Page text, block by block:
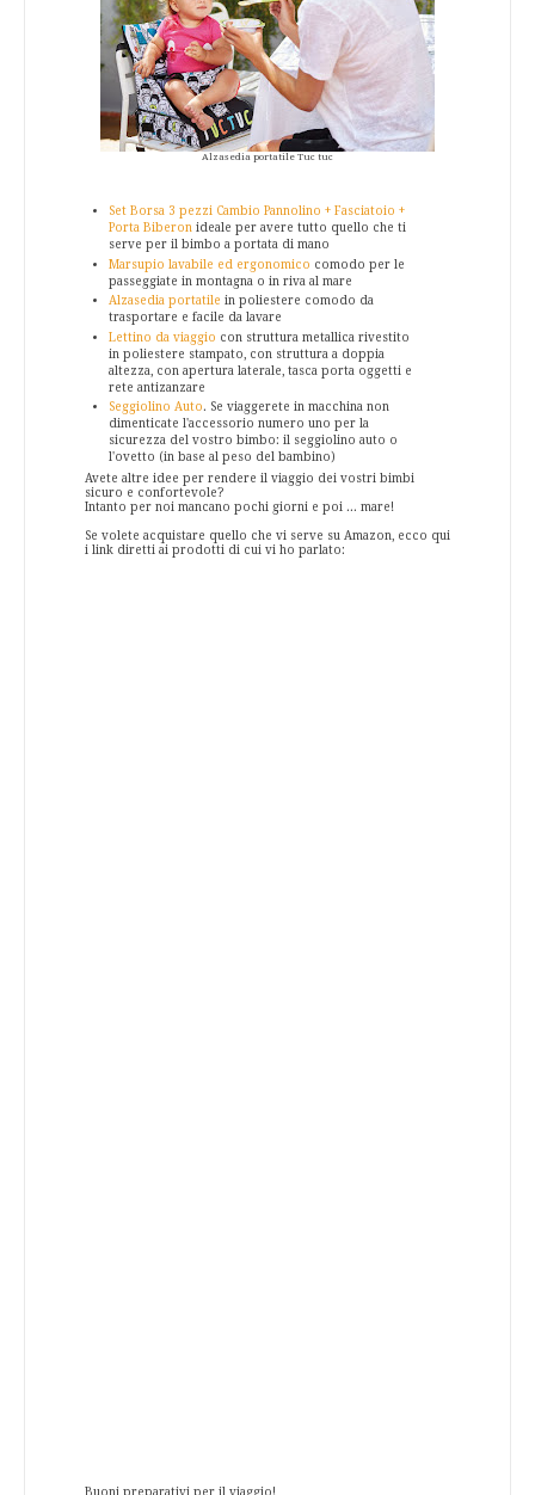
Alzasedia portatile Tuc tuc
Set Borsa 3 pezzi Cambio Pannolino + Fasciatoio +
Porta Biberon ideale per avere tutto quello che ti
serve per il bimbo a portata di mano
Marsupio lavabile ed ergonomico comodo per le
passeggiate in montagna o in riva al mare
Alzasedia portatile in poliestere comodo da
trasportare e facile da lavare
Lettino da viaggio con struttura metallica rivestito
in poliestere stampato, con struttura a doppia
altezza, con apertura laterale, tasca porta oggetti e
rete antizanzare
Seggiolino Auto. Se viaggerete in macchina non
dimenticate l'accessorio numero uno per la
sicurezza del vostro bimbo: il seggiolino auto o
l'ovetto (in base al peso del bambino)
Avete altre idee per rendere il viaggio dei vostri bimbi
sicuro e confortevole?
Intanto per noi mancano pochi giorni e poi ... mare!
Se volete acquistare quello che vi serve su Amazon, ecco qui
i link diretti ai prodotti di cui vi ho parlato:
Buoni preparativi per il viaggio!